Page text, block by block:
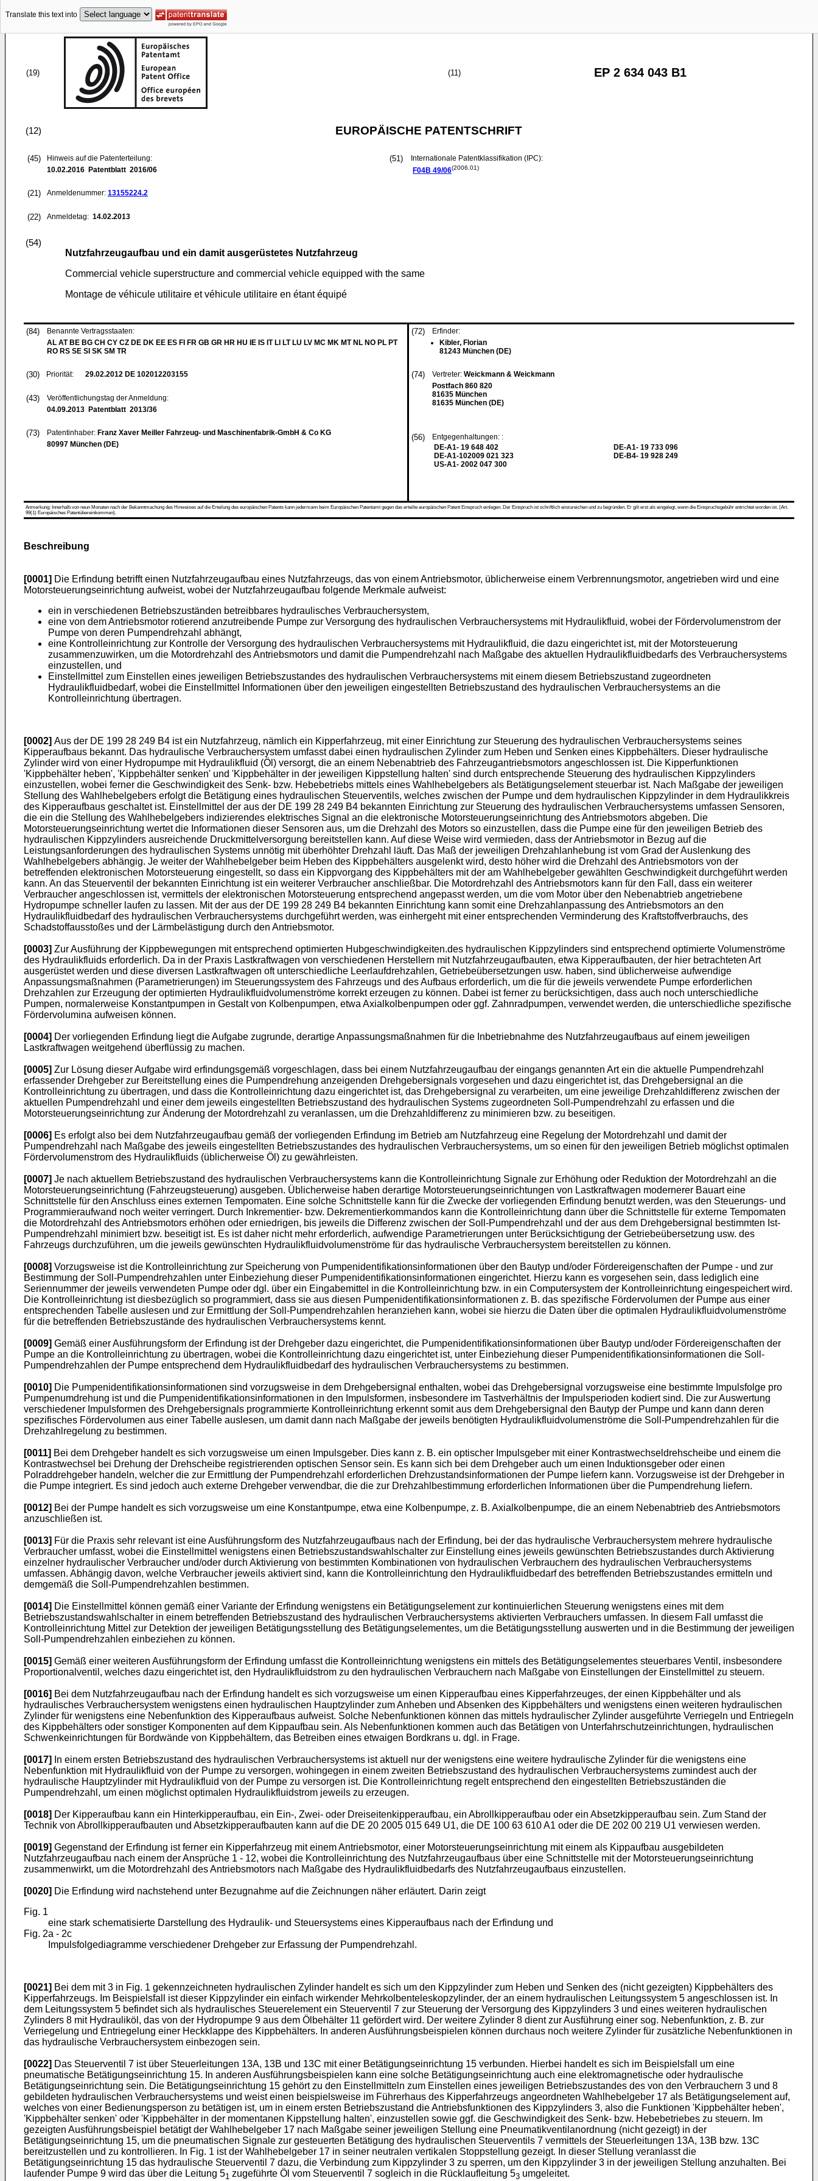
Translate this text into
(19) (11) EP 2 634 043 B1
(12) EUROPÄISCHE PATENTSCHRIFT
(45)
Hinweis auf die Patenterteilung:
10.02.2016 Patentblatt 2016/06
(21) Anmeldenummer: 13155224.2
(22) Anmeldetag: 14.02.2013
(51)
Internationale Patentklassifikation (IPC):
F04B 49/06(2006.01)
(54)
Nutzfahrzeugaufbau und ein damit ausgerüstetes Nutzfahrzeug
Commercial vehicle superstructure and commercial vehicle equipped with the same
Montage de véhicule utilitaire et véhicule utilitaire en étant équipé
(84)
Benannte Vertragsstaaten:
AL AT BE BG CH CY CZ DE DK EE ES FI FR GB GR HR HU IE IS IT LI LT LU LV MC MK MT NL NO PL PT
RO RS SE SI SK SM TR
(30) Priorität: 29.02.2012 DE 102012203155
(43)
Veröffentlichungstag der Anmeldung:
04.09.2013 Patentblatt 2013/36
(73) Patentinhaber: Franz Xaver Meiller Fahrzeug- und Maschinenfabrik-GmbH & Co KG
80997 München (DE)
(72)
Erfinder:
Kibler, Florian
81243 München (DE)
(74) Vertreter: Weickmann & Weickmann
Postfach 860 820
81635 München
81635 München (DE)
(56)
Entgegenhaltungen: :
DE-A1- 19 648 402
DE-A1-102009 021 323
US-A1- 2002 047 300
DE-A1- 19 733 096
DE-B4- 19 928 249
Anmerkung: Innerhalb von neun Monaten nach der Bekanntmachung des Hinweises auf die Erteilung des europäischen Patents kann jedermann beim Europäischen Patentamt gegen das erteilte europäischen Patent Einspruch einlegen. Der Einspruch ist schriftlich einzureichen und zu begründen. Er gilt erst als eingelegt, wenn die Einspruchsgebühr entrichtet worden ist. (Art.
99(1) Europäisches Patentübereinkommen).
Beschreibung
[0001] Die Erfindung betrifft einen Nutzfahrzeugaufbau eines Nutzfahrzeugs, das von einem Antriebsmotor, üblicherweise einem Verbrennungsmotor, angetrieben wird und eine
Motorsteuerungseinrichtung aufweist, wobei der Nutzfahrzeugaufbau folgende Merkmale aufweist:
ein in verschiedenen Betriebszuständen betreibbares hydraulisches Verbrauchersystem,
eine von dem Antriebsmotor rotierend anzutreibende Pumpe zur Versorgung des hydraulischen Verbrauchersystems mit Hydraulikfluid, wobei der Fördervolumenstrom der
Pumpe von deren Pumpendrehzahl abhängt,
eine Kontrolleinrichtung zur Kontrolle der Versorgung des hydraulischen Verbrauchersystems mit Hydraulikfluid, die dazu eingerichtet ist, mit der Motorsteuerung
zusammenzuwirken, um die Motordrehzahl des Antriebsmotors und damit die Pumpendrehzahl nach Maßgabe des aktuellen Hydraulikfluidbedarfs des Verbrauchersystems
einzustellen, und
Einstellmittel zum Einstellen eines jeweiligen Betriebszustandes des hydraulischen Verbrauchersystems mit einem diesem Betriebszustand zugeordneten
Hydraulikfluidbedarf, wobei die Einstellmittel Informationen über den jeweiligen eingestellten Betriebszustand des hydraulischen Verbrauchersystems an die
Kontrolleinrichtung übertragen.
[0002] Aus der DE 199 28 249 B4 ist ein Nutzfahrzeug, nämlich ein Kipperfahrzeug, mit einer Einrichtung zur Steuerung des hydraulischen Verbrauchersystems seines
Kipperaufbaus bekannt. Das hydraulische Verbrauchersystem umfasst dabei einen hydraulischen Zylinder zum Heben und Senken eines Kippbehälters. Dieser hydraulische
Zylinder wird von einer Hydropumpe mit Hydraulikfluid (Öl) versorgt, die an einem Nebenabtrieb des Fahrzeugantriebsmotors angeschlossen ist. Die Kipperfunktionen
'Kippbehälter heben', 'Kippbehälter senken' und 'Kippbehälter in der jeweiligen Kippstellung halten' sind durch entsprechende Steuerung des hydraulischen Kippzylinders
einzustellen, wobei ferner die Geschwindigkeit des Senk- bzw. Hebebetriebs mittels eines Wahlhebelgebers als Betätigungselement steuerbar ist. Nach Maßgabe der jeweiligen
Stellung des Wahlhebelgebers erfolgt die Betätigung eines hydraulischen Steuerventils, welches zwischen der Pumpe und dem hydraulischen Kippzylinder in dem Hydraulikkreis
des Kipperaufbaus geschaltet ist. Einstellmittel der aus der DE 199 28 249 B4 bekannten Einrichtung zur Steuerung des hydraulischen Verbrauchersystems umfassen Sensoren,
die ein die Stellung des Wahlhebelgebers indizierendes elektrisches Signal an die elektronische Motorsteuerungseinrichtung des Antriebsmotors abgeben. Die
Motorsteuerungseinrichtung wertet die Informationen dieser Sensoren aus, um die Drehzahl des Motors so einzustellen, dass die Pumpe eine für den jeweiligen Betrieb des
hydraulischen Kippzylinders ausreichende Druckmittelversorgung bereitstellen kann. Auf diese Weise wird vermieden, dass der Antriebsmotor in Bezug auf die
Leistungsanforderungen des hydraulischen Systems unnötig mit überhöhter Drehzahl läuft. Das Maß der jeweiligen Drehzahlanhebung ist vom Grad der Auslenkung des
Wahlhebelgebers abhängig. Je weiter der Wahlhebelgeber beim Heben des Kippbehälters ausgelenkt wird, desto höher wird die Drehzahl des Antriebsmotors von der
betreffenden elektronischen Motorsteuerung eingestellt, so dass ein Kippvorgang des Kippbehälters mit der am Wahlhebelgeber gewählten Geschwindigkeit durchgeführt werden
kann. An das Steuerventil der bekannten Einrichtung ist ein weiterer Verbraucher anschließbar. Die Motordrehzahl des Antriebsmotors kann für den Fall, dass ein weiterer
Verbraucher angeschlossen ist, vermittels der elektronischen Motorsteuerung entsprechend angepasst werden, um die vom Motor über den Nebenabtrieb angetriebene
Hydropumpe schneller laufen zu lassen. Mit der aus der DE 199 28 249 B4 bekannten Einrichtung kann somit eine Drehzahlanpassung des Antriebsmotors an den
Hydraulikfluidbedarf des hydraulischen Verbrauchersystems durchgeführt werden, was einhergeht mit einer entsprechenden Verminderung des Kraftstoffverbrauchs, des
Schadstoffausstoßes und der Lärmbelästigung durch den Antriebsmotor.
[0003] Zur Ausführung der Kippbewegungen mit entsprechend optimierten Hubgeschwindigkeiten.des hydraulischen Kippzylinders sind entsprechend optimierte Volumenströme
des Hydraulikfluids erforderlich. Da in der Praxis Lastkraftwagen von verschiedenen Herstellern mit Nutzfahrzeugaufbauten, etwa Kipperaufbauten, der hier betrachteten Art
ausgerüstet werden und diese diversen Lastkraftwagen oft unterschiedliche Leerlaufdrehzahlen, Getriebeübersetzungen usw. haben, sind üblicherweise aufwendige
Anpassungsmaßnahmen (Parametrierungen) im Steuerungssystem des Fahrzeugs und des Aufbaus erforderlich, um die für die jeweils verwendete Pumpe erforderlichen
Drehzahlen zur Erzeugung der optimierten Hydraulikfluidvolumenströme korrekt erzeugen zu können. Dabei ist ferner zu berücksichtigen, dass auch noch unterschiedliche
Pumpen, normalerweise Konstantpumpen in Gestalt von Kolbenpumpen, etwa Axialkolbenpumpen oder ggf. Zahnradpumpen, verwendet werden, die unterschiedliche spezifische
Fördervolumina aufweisen können.
[0004] Der vorliegenden Erfindung liegt die Aufgabe zugrunde, derartige Anpassungsmaßnahmen für die Inbetriebnahme des Nutzfahrzeugaufbaus auf einem jeweiligen
Lastkraftwagen weitgehend überflüssig zu machen.
[0005] Zur Lösung dieser Aufgabe wird erfindungsgemäß vorgeschlagen, dass bei einem Nutzfahrzeugaufbau der eingangs genannten Art ein die aktuelle Pumpendrehzahl
erfassender Drehgeber zur Bereitstellung eines die Pumpendrehung anzeigenden Drehgebersignals vorgesehen und dazu eingerichtet ist, das Drehgebersignal an die
Kontrolleinrichtung zu übertragen, und dass die Kontrolleinrichtung dazu eingerichtet ist, das Drehgebersignal zu verarbeiten, um eine jeweilige Drehzahldifferenz zwischen der
aktuellen Pumpendrehzahl und einer dem jeweils eingestellten Betriebszustand des hydraulischen Systems zugeordneten Soll-Pumpendrehzahl zu erfassen und die
Motorsteuerungseinrichtung zur Änderung der Motordrehzahl zu veranlassen, um die Drehzahldifferenz zu minimieren bzw. zu beseitigen.
[0006] Es erfolgt also bei dem Nutzfahrzeugaufbau gemäß der vorliegenden Erfindung im Betrieb am Nutzfahrzeug eine Regelung der Motordrehzahl und damit der
Pumpendrehzahl nach Maßgabe des jeweils eingestellten Betriebszustandes des hydraulischen Verbrauchersystems, um so einen für den jeweiligen Betrieb möglichst optimalen
Fördervolumenstrom des Hydraulikfluids (üblicherweise Öl) zu gewährleisten.
[0007] Je nach aktuellem Betriebszustand des hydraulischen Verbrauchersystems kann die Kontrolleinrichtung Signale zur Erhöhung oder Reduktion der Motordrehzahl an die
Motorsteuerungseinrichtung (Fahrzeugsteuerung) ausgeben. Üblicherweise haben derartige Motorsteuerungseinrichtungen von Lastkraftwagen modernerer Bauart eine
Schnittstelle für den Anschluss eines externen Tempomaten. Eine solche Schnittstelle kann für die Zwecke der vorliegenden Erfindung benutzt werden, was den Steuerungs- und
Programmieraufwand noch weiter verringert. Durch Inkrementier- bzw. Dekrementierkommandos kann die Kontrolleinrichtung dann über die Schnittstelle für externe Tempomaten
die Motordrehzahl des Antriebsmotors erhöhen oder erniedrigen, bis jeweils die Differenz zwischen der Soll-Pumpendrehzahl und der aus dem Drehgebersignal bestimmten Ist-
Pumpendrehzahl minimiert bzw. beseitigt ist. Es ist daher nicht mehr erforderlich, aufwendige Parametrierungen unter Berücksichtigung der Getriebeübersetzung usw. des
Fahrzeugs durchzuführen, um die jeweils gewünschten Hydraulikfluidvolumenströme für das hydraulische Verbrauchersystem bereitstellen zu können.
[0008] Vorzugsweise ist die Kontrolleinrichtung zur Speicherung von Pumpenidentifikationsinformationen über den Bautyp und/oder Fördereigenschaften der Pumpe - und zur
Bestimmung der Soll-Pumpendrehzahlen unter Einbeziehung dieser Pumpenidentifikationsinformationen eingerichtet. Hierzu kann es vorgesehen sein, dass lediglich eine
Seriennummer der jeweils verwendeten Pumpe oder dgl. über ein Eingabemittel in die Kontrolleinrichtung bzw. in ein Computersystem der Kontrolleinrichtung eingespeichert wird.
Die Kontrolleinrichtung ist diesbezüglich so programmiert, dass sie aus diesen Pumpenidentifikationsinformationen z. B. das spezifische Fördervolumen der Pumpe aus einer
entsprechenden Tabelle auslesen und zur Ermittlung der Soll-Pumpendrehzahlen heranziehen kann, wobei sie hierzu die Daten über die optimalen Hydraulikfluidvolumenströme
für die betreffenden Betriebszustände des hydraulischen Verbrauchersystems kennt.
[0009] Gemäß einer Ausführungsform der Erfindung ist der Drehgeber dazu eingerichtet, die Pumpenidentifikationsinformationen über Bautyp und/oder Fördereigenschaften der
Pumpe an die Kontrolleinrichtung zu übertragen, wobei die Kontrolleinrichtung dazu eingerichtet ist, unter Einbeziehung dieser Pumpenidentifikationsinformationen die Soll-
Pumpendrehzahlen der Pumpe entsprechend dem Hydraulikfluidbedarf des hydraulischen Verbrauchersystems zu bestimmen.
[0010] Die Pumpenidentifikationsinformationen sind vorzugsweise in dem Drehgebersignal enthalten, wobei das Drehgebersignal vorzugsweise eine bestimmte Impulsfolge pro
Pumpenumdrehung ist und die Pumpenidentifikationsinformationen in den Impulsformen, insbesondere im Tastverhältnis der Impulsperioden kodiert sind. Die zur Auswertung
verschiedener Impulsformen des Drehgebersignals programmierte Kontrolleinrichtung erkennt somit aus dem Drehgebersignal den Bautyp der Pumpe und kann dann deren
spezifisches Fördervolumen aus einer Tabelle auslesen, um damit dann nach Maßgabe der jeweils benötigten Hydraulikfluidvolumenströme die Soll-Pumpendrehzahlen für die
Drehzahlregelung zu bestimmen.
[0011] Bei dem Drehgeber handelt es sich vorzugsweise um einen Impulsgeber. Dies kann z. B. ein optischer Impulsgeber mit einer Kontrastwechseldrehscheibe und einem die
Kontrastwechsel bei Drehung der Drehscheibe registrierenden optischen Sensor sein. Es kann sich bei dem Drehgeber auch um einen Induktionsgeber oder einen
Polraddrehgeber handeln, welcher die zur Ermittlung der Pumpendrehzahl erforderlichen Drehzustandsinformationen der Pumpe liefern kann. Vorzugsweise ist der Drehgeber in
die Pumpe integriert. Es sind jedoch auch externe Drehgeber verwendbar, die die zur Drehzahlbestimmung erforderlichen Informationen über die Pumpendrehung liefern.
[0012] Bei der Pumpe handelt es sich vorzugsweise um eine Konstantpumpe, etwa eine Kolbenpumpe, z. B. Axialkolbenpumpe, die an einem Nebenabtrieb des Antriebsmotors
anzuschließen ist.
[0013] Für die Praxis sehr relevant ist eine Ausführungsform des Nutzfahrzeugaufbaus nach der Erfindung, bei der das hydraulische Verbrauchersystem mehrere hydraulische
Verbraucher umfasst, wobei die Einstellmittel wenigstens einen Betriebszustandswahlschalter zur Einstellung eines jeweils gewünschten Betriebszustandes durch Aktivierung
einzelner hydraulischer Verbraucher und/oder durch Aktivierung von bestimmten Kombinationen von hydraulischen Verbrauchern des hydraulischen Verbrauchersystems
umfassen. Abhängig davon, welche Verbraucher jeweils aktiviert sind, kann die Kontrolleinrichtung den Hydraulikfluidbedarf des betreffenden Betriebszustandes ermitteln und
demgemäß die Soll-Pumpendrehzahlen bestimmen.
[0014] Die Einstellmittel können gemäß einer Variante der Erfindung wenigstens ein Betätigungselement zur kontinuierlichen Steuerung wenigstens eines mit dem
Betriebszustandswahlschalter in einem betreffenden Betriebszustand des hydraulischen Verbrauchersystems aktivierten Verbrauchers umfassen. In diesem Fall umfasst die
Kontrolleinrichtung Mittel zur Detektion der jeweiligen Betätigungsstellung des Betätigungselementes, um die Betätigungsstellung auswerten und in die Bestimmung der jeweiligen
Soll-Pumpendrehzahlen einbeziehen zu können.
[0015] Gemäß einer weiteren Ausführungsform der Erfindung umfasst die Kontrolleinrichtung wenigstens ein mittels des Betätigungselementes steuerbares Ventil, insbesondere
Proportionalventil, welches dazu eingerichtet ist, den Hydraulikfluidstrom zu den hydraulischen Verbrauchern nach Maßgabe von Einstellungen der Einstellmittel zu steuern.
[0016] Bei dem Nutzfahrzeugaufbau nach der Erfindung handelt es sich vorzugsweise um einen Kipperaufbau eines Kipperfahrzeuges, der einen Kippbehälter und als
hydraulisches Verbrauchersystem wenigstens einen hydraulischen Hauptzylinder zum Anheben und Absenken des Kippbehälters und wenigstens einen weiteren hydraulischen
Zylinder für wenigstens eine Nebenfunktion des Kipperaufbaus aufweist. Solche Nebenfunktionen können das mittels hydraulischer Zylinder ausgeführte Verriegeln und Entriegeln
des Kippbehälters oder sonstiger Komponenten auf dem Kippaufbau sein. Als Nebenfunktionen kommen auch das Betätigen von Unterfahrschutzeinrichtungen, hydraulischen
Schwenkeinrichtungen für Bordwände von Kippbehältern, das Betreiben eines etwaigen Bordkrans u. dgl. in Frage.
[0017]
In einem ersten Betriebszustand des hydraulischen Verbrauchersystems ist aktuell nur der wenigstens eine weitere hydraulische Zylinder für die wenigstens eine
Nebenfunktion mit Hydraulikfluid von der Pumpe zu versorgen, wohingegen in einem zweiten Betriebszustand des hydraulischen Verbrauchersystems zumindest auch der
hydraulische Hauptzylinder mit Hydraulikfluid von der Pumpe zu versorgen ist. Die Kontrolleinrichtung regelt entsprechend den eingestellten Betriebszuständen die
Pumpendrehzahl, um einen möglichst optimalen Hydraulikfluidstrom jeweils zu erzeugen.
[0018] Der Kipperaufbau kann ein Hinterkipperaufbau, ein Ein-, Zwei- oder Dreiseitenkipperaufbau, ein Abrollkipperaufbau oder ein Absetzkipperaufbau sein. Zum Stand der
Technik von Abrollkipperaufbauten und Absetzkipperaufbauten kann auf die DE 20 2005 015 649 U1, die DE 100 63 610 A1 oder die DE 202 00 219 U1 verwiesen werden.
[0019] Gegenstand der Erfindung ist ferner ein Kipperfahrzeug mit einem Antriebsmotor, einer Motorsteuerungseinrichtung mit einem als Kippaufbau ausgebildeten
Nutzfahrzeugaufbau nach einem der Ansprüche 1 - 12, wobei die Kontrolleinrichtung des Nutzfahrzeugaufbaus über eine Schnittstelle mit der Motorsteuerungseinrichtung
zusammenwirkt, um die Motordrehzahl des Antriebsmotors nach Maßgabe des Hydraulikfluidbedarfs des Nutzfahrzeugaufbaus einzustellen.
[0020] Die Erfindung wird nachstehend unter Bezugnahme auf die Zeichnungen näher erläutert. Darin zeigt
Fig. 1
eine stark schematisierte Darstellung des Hydraulik- und Steuersystems eines Kipperaufbaus nach der Erfindung und
Fig. 2a - 2c
Impulsfolgediagramme verschiedener Drehgeber zur Erfassung der Pumpendrehzahl.
[0021] Bei dem mit 3 in Fig. 1 gekennzeichneten hydraulischen Zylinder handelt es sich um den Kippzylinder zum Heben und Senken des (nicht gezeigten) Kippbehälters des
Kipperfahrzeugs. Im Beispielsfall ist dieser Kippzylinder ein einfach wirkender Mehrkolbenteleskopzylinder, der an einem hydraulischen Leitungssystem 5 angeschlossen ist. In
dem Leitungssystem 5 befindet sich als hydraulisches Steuerelement ein Steuerventil 7 zur Steuerung der Versorgung des Kippzylinders 3 und eines weiteren hydraulischen
Zylinders 8 mit Hydrauliköl, das von der Hydropumpe 9 aus dem Ölbehälter 11 gefördert wird. Der weitere Zylinder 8 dient zur Ausführung einer sog. Nebenfunktion, z. B. zur
Verriegelung und Entriegelung einer Heckklappe des Kippbehälters. In anderen Ausführungsbeispielen können durchaus noch weitere Zylinder für zusätzliche Nebenfunktionen in
das hydraulische Verbrauchersystem einbezogen sein.
[0022] Das Steuerventil 7 ist über Steuerleitungen 13A, 13B und 13C mit einer Betätigungseinrichtung 15 verbunden. Hierbei handelt es sich im Beispielsfall um eine
pneumatische Betätigungseinrichtung 15. In anderen Ausführungsbeispielen kann eine solche Betätigungseinrichtung auch eine elektromagnetische oder hydraulische
Betätigungseinrichtung sein. Die Betätigungseinrichtung 15 gehört zu den Einstellmitteln zum Einstellen eines jeweiligen Betriebszustandes des von den Verbrauchern 3 und 8
gebildeten hydraulischen Verbrauchersystems und weist einen beispielsweise im Führerhaus des Kipperfahrzeugs angeordneten Wahlhebelgeber 17 als Betätigungselement auf,
welches von einer Bedienungsperson zu betätigen ist, um in einem ersten Betriebszustand die Antriebsfunktionen des Kippzylinders 3, also die Funktionen 'Kippbehälter heben',
'Kippbehälter senken' oder 'Kippbehälter in der momentanen Kippstellung halten', einzustellen sowie ggf. die Geschwindigkeit des Senk- bzw. Hebebetriebes zu steuern. Im
gezeigten Ausführungsbeispiel betätigt der Wahlhebelgeber 17 nach Maßgabe seiner jeweiligen Stellung eine Pneumatikventilanordnung (nicht gezeigt) in der
Betätigungseinrichtung 15, um die pneumatischen Signale zur gesteuerten Betätigung des hydraulischen Steuerventils 7 vermittels der Steuerleitungen 13A, 13B bzw. 13C
bereitzustellen und zu kontrollieren. In Fig. 1 ist der Wahlhebelgeber 17 in seiner neutralen vertikalen Stoppstellung gezeigt. In dieser Stellung veranlasst die
Betätigungseinrichtung 15 das hydraulische Steuerventil 7 dazu, die Verbindung zum Kippzylinder 3 zu sperren, um den Kippzylinder 3 in der jeweiligen Stellung anzuhalten. Bei
laufender Pumpe 9 wird das über die Leitung 51 zugeführte Öl vom Steuerventil 7 sogleich in die Rücklaufleitung 53 umgeleitet.